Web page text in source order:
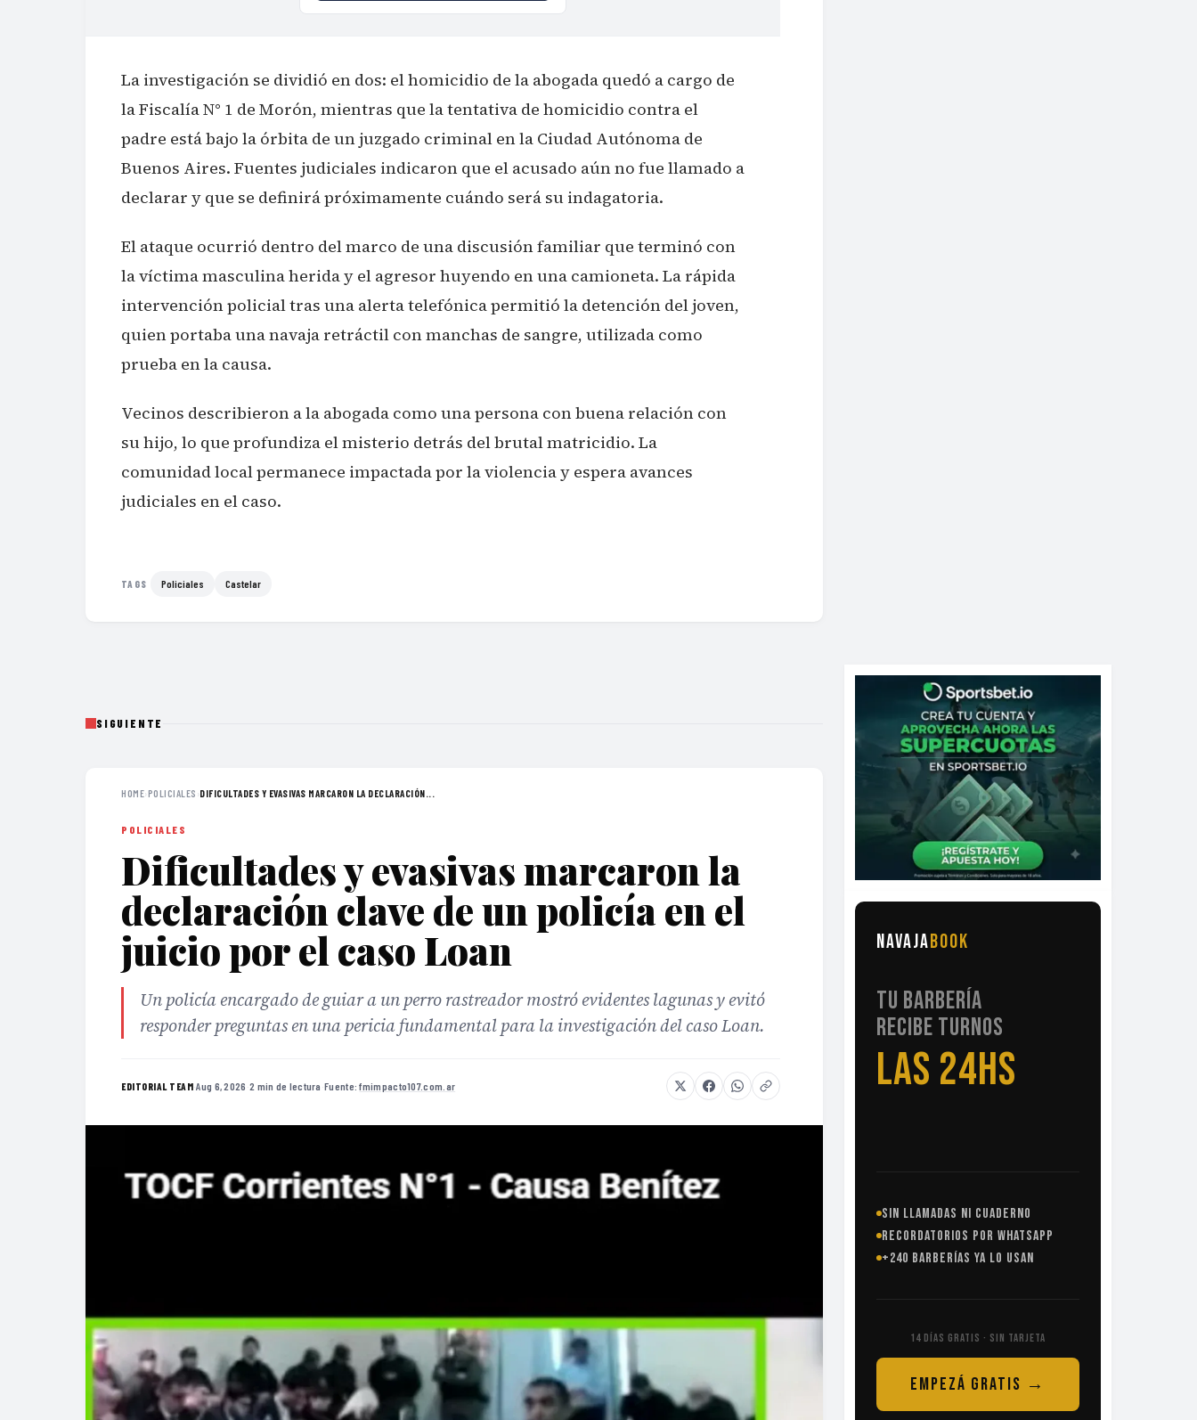
La investigación se dividió en dos: el homicidio de la abogada quedó a cargo de
la Fiscalía N° 1 de Morón, mientras que la tentativa de homicidio contra el
padre está bajo la órbita de un juzgado criminal en la Ciudad Autónoma de
Buenos Aires. Fuentes judiciales indicaron que el acusado aún no fue llamado a
declarar y que se definirá próximamente cuándo será su indagatoria.
El ataque ocurrió dentro del marco de una discusión familiar que terminó con
la víctima masculina herida y el agresor huyendo en una camioneta. La rápida
intervención policial tras una alerta telefónica permitió la detención del joven,
quien portaba una navaja retráctil con manchas de sangre, utilizada como
prueba en la causa.
Vecinos describieron a la abogada como una persona con buena relación con
su hijo, lo que profundiza el misterio detrás del brutal matricidio. La
comunidad local permanece impactada por la violencia y espera avances
judiciales en el caso.
TAGS Policiales Castelar
SIGUIENTE
HOME›POLICIALES ›DIFICULTADES Y EVASIVAS MARCARON LA DECLARACIÓN...
POLICIALES
Dificultades y evasivas marcaron la
declaración clave de un policía en el
juicio por el caso Loan
Un policía encargado de guiar a un perro rastreador mostró evidentes lagunas y evitó
responder preguntas en una pericia fundamental para la investigación del caso Loan.
EDITORIAL TEAM·Aug 6, 2026 ·2 min de lectura ·Fuente:fmimpacto107.com.ar
NAVAJABOOK
TU BARBERÍA
RECIBE TURNOS
LAS 24HS
SIN LLAMADAS NI CUADERNO
RECORDATORIOS POR WHATSAPP
+240 BARBERÍAS YA LO USAN
14 DÍAS GRATIS · SIN TARJETA
EMPEZÁ GRATIS →